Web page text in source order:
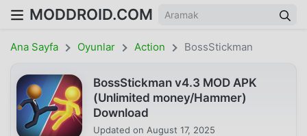
MODDROID.COM
Ana Sayfa Oyunlar Action BossStickman
BossStickman v4.3 MOD APK
(Unlimited money/Hammer)
Download
Updated on August 17, 2025